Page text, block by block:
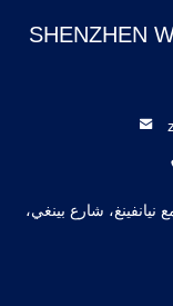
SHENZHEN
مجتمع نيانفينغ، شارع بينغي،